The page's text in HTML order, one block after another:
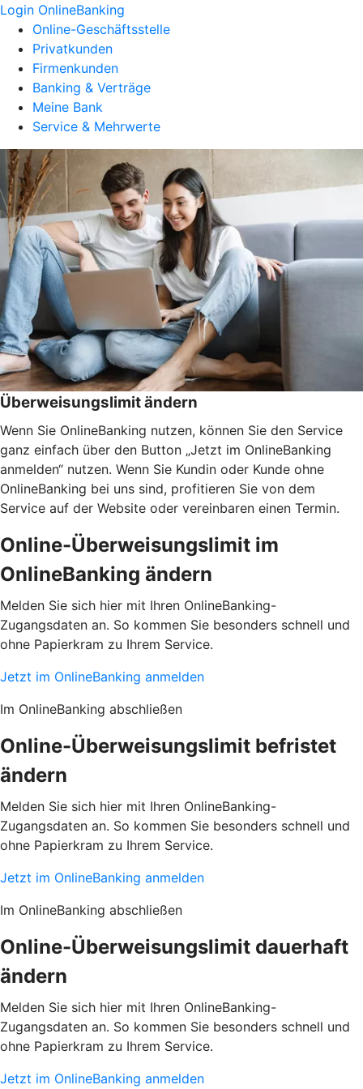
Login OnlineBanking
Online-Geschäftsstelle
Privatkunden
Firmenkunden
Banking & Verträge
Meine Bank
Service & Mehrwerte
Überweisungslimit ändern
Wenn Sie OnlineBanking nutzen, können Sie den Service
ganz einfach über den Button „Jetzt im OnlineBanking
anmelden“ nutzen. Wenn Sie Kundin oder Kunde ohne
OnlineBanking bei uns sind, profitieren Sie von dem
Service auf der Website oder vereinbaren einen Termin.
Online-Überweisungslimit im
OnlineBanking ändern
Melden Sie sich hier mit Ihren OnlineBanking-
Zugangsdaten an. So kommen Sie besonders schnell und
ohne Papierkram zu Ihrem Service.
Jetzt im OnlineBanking anmelden
Im OnlineBanking abschließen
Online-Überweisungslimit befristet
ändern
Melden Sie sich hier mit Ihren OnlineBanking-
Zugangsdaten an. So kommen Sie besonders schnell und
ohne Papierkram zu Ihrem Service.
Jetzt im OnlineBanking anmelden
Im OnlineBanking abschließen
Online-Überweisungslimit dauerhaft
ändern
Melden Sie sich hier mit Ihren OnlineBanking-
Zugangsdaten an. So kommen Sie besonders schnell und
ohne Papierkram zu Ihrem Service.
Jetzt im OnlineBanking anmelden